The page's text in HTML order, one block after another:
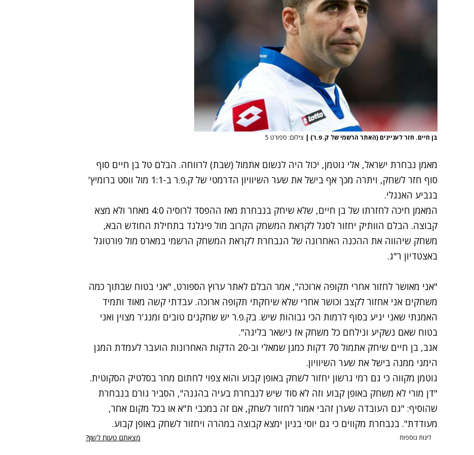
בן חיים. חזר לעניינים (האתר הרשמי של ק.פ.ר) | צילום: ספורט 5
מאמן נבחרת ישראל, אלי גוטמן, יכול היה לנשום אתמול (שבת) לרווחה. הבלם טל בן חיים סוף
סוף חזר לשחק, ויתרה מכך אף בישל את שער השיוויון הדרמטי של ק.פ.ר ב-1:1 מול ווסט ברומיץ'
בגביע האנגלי.
המאמן חיכה לחזרתו של בן חיים, שלא שיחק בנבחרת מאז ההפסד לרוסיה 4:0 מאחר ולא מצא
קבוצה. הבלם הוותיק יחזור לסגל לקראת המשחק הקרוב מול פינלנד בתחילת החודש הבא,
משחק שיהווה את ההכנה האחרונה של הנבחרת לקראת המשחק הרשמי במארס מול פורטוגל
באצטדיון ר"ג.
"אני מאושר לחזור אחרי תקופה ארוכה", אמר הבלם לאתר ערוץ הספורט, "אני בטוח שבתוך כמה
משחקים אני אחזור לקצב וכושר אחרי שלא שיחקתי תקופה ארוכה. עבדתי קשה מאוד ותמיד
האמנתי שאני יגיע בסוף לרמות הכי גבוהות שיש. בק.פ.ר יש שחקנים טובים ומנג'ר מצוין ואני
בטוח שאם נשקיע ונילחם כל משחק אז נישאר בליגה".
אגב, בן חיים שיחק אתמול 70 דקות כמגן שמאלי וב-20 הדקות האחרונות הועבר לעמדת המגן
הימני ממנה בישל את שער השיוויון.
גוטמן מקווה כי גם רמי גרשון יחזור לשחק באופן קבוע והוא צפוי לחתום מחר בסלטיק הסקוטית.
"דן מורי לא משחק באופן קבוע וזה לא סוד שיש לנבחרת בעיה בהגנה", הסביר גורם בנבחרת
שהוסיף: "גם העובדה שערן זהבי אמור לחזור לשחק, אם זה במכבי ת"א או בכל מקום אחר,
מעודדת". בנבחרת מקווים כי גם יוסי בניון ימצא קבוצה במהרה ויחזור לשחק באופן קבוע.
ליגות נוספות מצאתם טעות לשון?